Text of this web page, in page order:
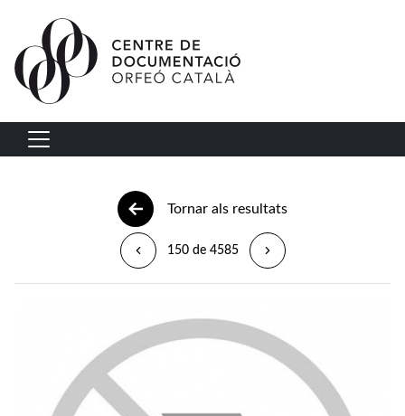
Vés al contingut
Navegació principal
Tornar als resultats
150 de 4585